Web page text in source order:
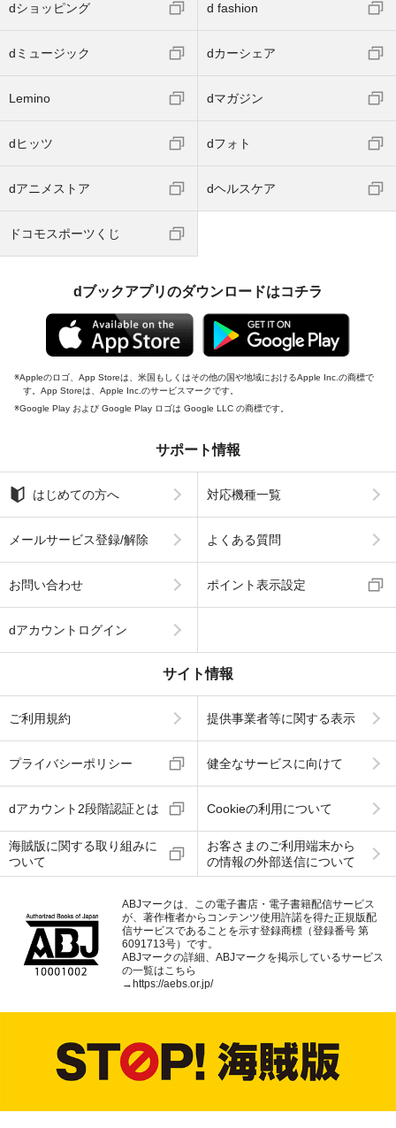
dショッピング d fashion
dミュージック dカーシェア
Lemino dマガジン
dヒッツ dフォト
dアニメストア dヘルスケア
ドコモスポーツくじ
dブックアプリのダウンロードはコチラ
Appleのロゴ、App Storeは、米国もしくはその他の国や地域におけるApple Inc.の商標で
す。App Storeは、Apple Inc.のサービスマークです。
Google Play および Google Play ロゴは Google LLC の商標です。
サポート情報
はじめての方へ 対応機種一覧
メールサービス登録/解除 よくある質問
お問い合わせ ポイント表示設定
dアカウントログイン
サイト情報
ご利用規約 提供事業者等に関する表示
プライバシーポリシー 健全なサービスに向けて
dアカウント2段階認証とは Cookieの利用について
海賊版に関する取り組みに
ついて
お客さまのご利用端末から
の情報の外部送信について
ABJマークは、この電子書店・電子書籍配信サービス
が、著作権者からコンテンツ使用許諾を得た正規版配
信サービスであることを示す登録商標（登録番号 第
6091713号）です。
ABJマークの詳細、ABJマークを掲示しているサービス
の一覧はこちら
→ https://aebs.or.jp/